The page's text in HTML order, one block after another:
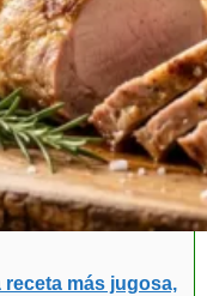
receta más jugosa,